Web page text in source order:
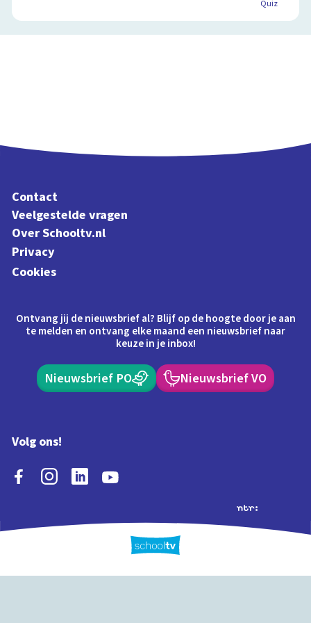
Quiz
Contact
Veelgestelde vragen
Over Schooltv.nl
Privacy
Cookies
Ontvang jij de nieuwsbrief al? Blijf op de hoogte door je aan
te melden en ontvang elke maand een nieuwsbrief naar
keuze in je inbox!
Nieuwsbrief PO Nieuwsbrief VO
Volg ons!